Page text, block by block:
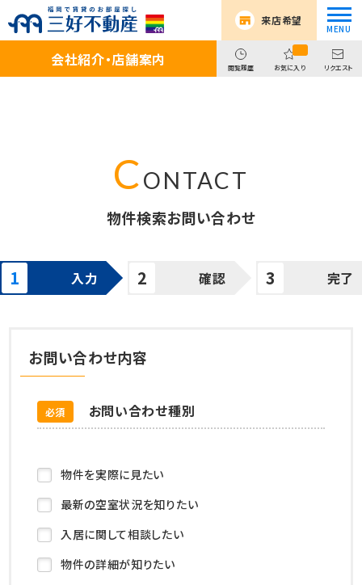
来店希望
会社紹介・店舗案内 閲覧履歴 お気に入り リクエスト
物件検索お問い合わせ
入力 確認 完了
お問い合わせ内容
お問い合わせ種別
必須
物件を実際に見たい
最新の空室状況を知りたい
入居に関して相談したい
物件の詳細が知りたい